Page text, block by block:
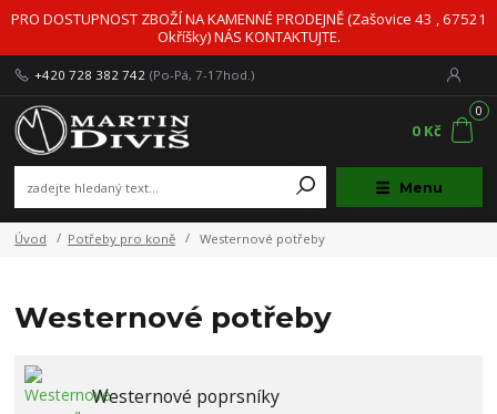
PRO DOSTUPNOST ZBOŽÍ NA KAMENNÉ PRODEJNĚ (Zašovice 43 , 67521
Okříšky) NÁS KONTAKTUJTE.
Menu
+420 728 382 742 (Po-Pá, 7-17hod.)
0
0 Kč
Úvod Potřeby pro koně Westernové potřeby
Westernové potřeby
Westernové poprsníky